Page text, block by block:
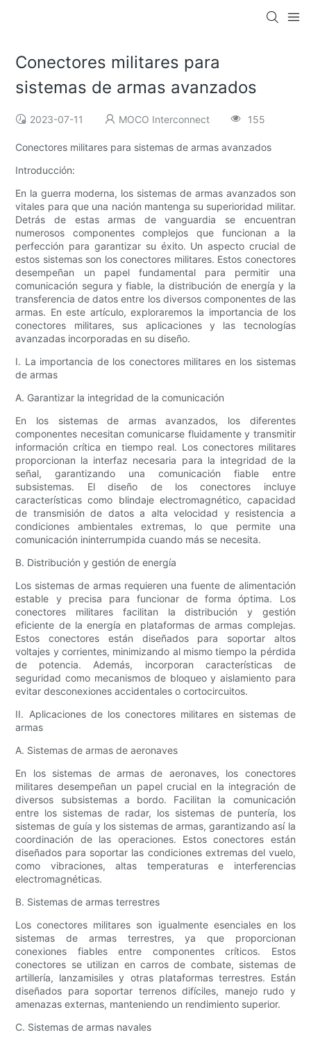
Conectores militares para
sistemas de armas avanzados
2023-07-11 MOCO Interconnect 155
Conectores militares para sistemas de armas avanzados
Introducción:
En la guerra moderna, los sistemas de armas avanzados son
vitales para que una nación mantenga su superioridad militar.
Detrás de estas armas de vanguardia se encuentran
numerosos componentes complejos que funcionan a la
perfección para garantizar su éxito. Un aspecto crucial de
estos sistemas son los conectores militares. Estos conectores
desempeñan un papel fundamental para permitir una
comunicación segura y fiable, la distribución de energía y la
transferencia de datos entre los diversos componentes de las
armas. En este artículo, exploraremos la importancia de los
conectores militares, sus aplicaciones y las tecnologías
avanzadas incorporadas en su diseño.
I. La importancia de los conectores militares en los sistemas
de armas
A. Garantizar la integridad de la comunicación
En los sistemas de armas avanzados, los diferentes
componentes necesitan comunicarse fluidamente y transmitir
información crítica en tiempo real. Los conectores militares
proporcionan la interfaz necesaria para la integridad de la
señal, garantizando una comunicación fiable entre
subsistemas. El diseño de los conectores incluye
características como blindaje electromagnético, capacidad
de transmisión de datos a alta velocidad y resistencia a
condiciones ambientales extremas, lo que permite una
comunicación ininterrumpida cuando más se necesita.
B. Distribución y gestión de energía
Los sistemas de armas requieren una fuente de alimentación
estable y precisa para funcionar de forma óptima. Los
conectores militares facilitan la distribución y gestión
eficiente de la energía en plataformas de armas complejas.
Estos conectores están diseñados para soportar altos
voltajes y corrientes, minimizando al mismo tiempo la pérdida
de potencia. Además, incorporan características de
seguridad como mecanismos de bloqueo y aislamiento para
evitar desconexiones accidentales o cortocircuitos.
II. Aplicaciones de los conectores militares en sistemas de
armas
A. Sistemas de armas de aeronaves
En los sistemas de armas de aeronaves, los conectores
militares desempeñan un papel crucial en la integración de
diversos subsistemas a bordo. Facilitan la comunicación
entre los sistemas de radar, los sistemas de puntería, los
sistemas de guía y los sistemas de armas, garantizando así la
coordinación de las operaciones. Estos conectores están
diseñados para soportar las condiciones extremas del vuelo,
como vibraciones, altas temperaturas e interferencias
electromagnéticas.
B. Sistemas de armas terrestres
Los conectores militares son igualmente esenciales en los
sistemas de armas terrestres, ya que proporcionan
conexiones fiables entre componentes críticos. Estos
conectores se utilizan en carros de combate, sistemas de
artillería, lanzamisiles y otras plataformas terrestres. Están
diseñados para soportar terrenos difíciles, manejo rudo y
amenazas externas, manteniendo un rendimiento superior.
C. Sistemas de armas navales